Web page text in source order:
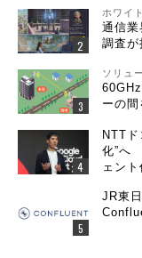
ホワイ
通信
調査が
ソリュ
ーの
NTT
化”へ
ェント
JR東